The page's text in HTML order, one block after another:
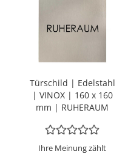
Tür­schild | Edel­stahl
| VINOX | 160 x 160
mm | RU­HE­RAUM
Ihre Meinung zählt